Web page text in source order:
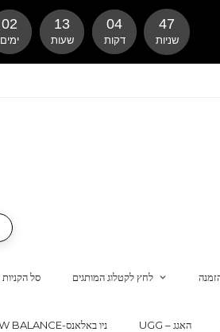
סל הקניות לחץ לקטלוג המותגים
NEW BALANCE-ניו באלאנס UGG – האגג
02
ימים
13
שעות
04
דקות
46
שניות